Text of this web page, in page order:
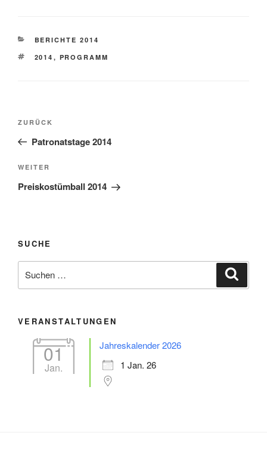
KATEGORIEN
BERICHTE 2014
SCHLAGWÖRTER
2014 , PROGRAMM
Beitragsnavigation
Vorheriger
Beitrag
ZURÜCK
Patronatstage 2014
Nächster
Beitrag
WEITER
Preiskostümball 2014
SUCHE
nach:
VERANSTALTUNGEN
01
Jan.
Jahreskalender 2026
1 Jan. 26